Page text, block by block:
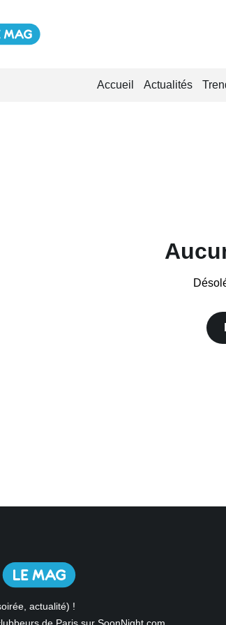
Accueil Actualités
actualité) !